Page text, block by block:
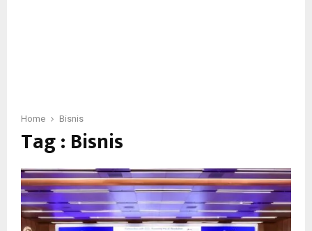
Home Bisnis
Tag : Bisnis